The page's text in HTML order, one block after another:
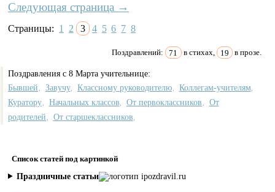
Следующая страница →
Страницы: 1 2 3 4 5 6 7 8
Поздравлений: 71 в стихах, 19 в прозе.
Поздравления с 8 Марта учительнице:
Бывшей , Завучу, Классному руководителю, Коллегам-учителям,
Куратору, Начальных классов, От первоклассников ,
От
родителей , От старшеклассников,
Список статей под картинкой
Праздничные статьи